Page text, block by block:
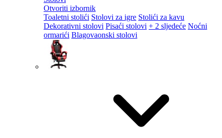
Otvoriti izbornik
Toaletni stolići Stolovi za igre Stolići za kavu
Dekorativni stolovi Pisaći stolovi + 2 sljedeće Noćni
ormarići Blagovaonski stolovi